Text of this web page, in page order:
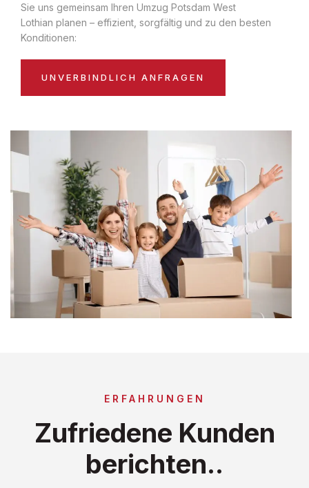
Sie uns gemeinsam Ihren Umzug Potsdam West
Lothian planen – effizient, sorgfältig und zu den besten
Konditionen:
UNVERBINDLICH ANFRAGEN
ERFAHRUNGEN
Zufriedene Kunden
berichten..